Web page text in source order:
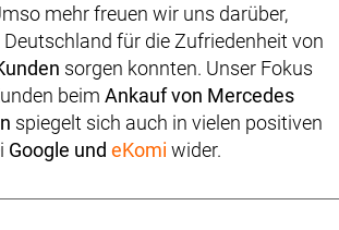
mehr freuen wir uns darüber,
für die Zufriedenheit von
sorgen konnten. Unser Fokus
beim Ankauf von Mercedes
spiegelt sich auch in vielen positiven
Google und eKomi wider.